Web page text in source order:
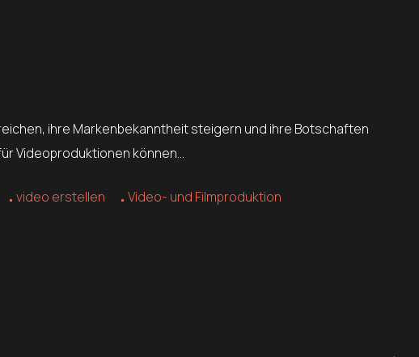
ihre Markenbekanntheit steigern und ihre Botschaften
Videoproduktionen können…
video erstellen
Video- und Filmproduktion